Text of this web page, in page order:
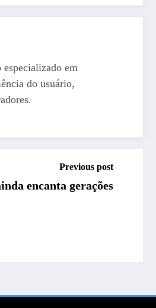
em
do usuário,
Previous post
encanta gerações